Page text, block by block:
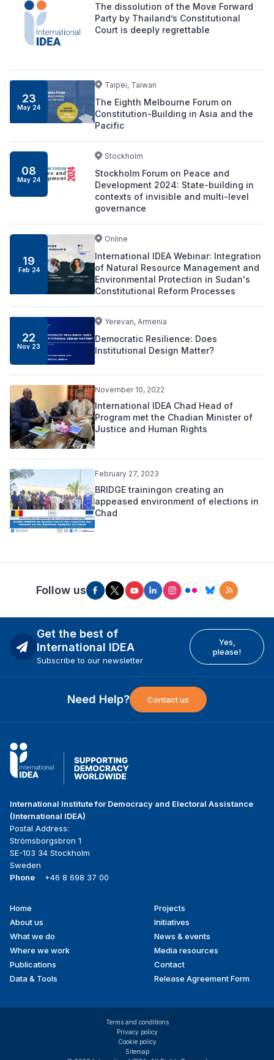
The dissolution of the Move Forward
Party by Thailand’s Constitutional
Court is deeply regrettable
23
May 24
Taipei, Taiwan
The Eighth Melbourne Forum on
Constitution-Building in Asia and the
Pacific
08
May 24
Stockholm
Stockholm Forum on Peace and
Development 2024: State-building in
contexts of invisible and multi-level
governance
19
Feb 24
Online
International IDEA Webinar: Integration
of Natural Resource Management and
Environmental Protection in Sudan's
Constitutional Reform Processes
22
Nov 23
Yerevan, Armenia
Democratic Resilience: Does
Institutional Design Matter?
November 10, 2022
International IDEA Chad Head of
Program met the Chadian Minister of
Justice and Human Rights
February 27, 2023
BRIDGE trainingon creating an
appeased environment of elections in
Chad
Follow us
Get the best of
International IDEA
Subscribe to our newsletter
Yes,
please!
Need Help? Contact us
International Institute for Democracy and Electoral Assistance
(International IDEA)
Postal Address:
Strömsborgsbron 1
SE-103 34 Stockholm
Sweden
Phone
+46 8 698 37 00
Footer
menu
Home
About us
What we do
Where we work
Publications
Data & Tools
Projects
Initiatives
News & events
Media resources
Contact
Release Agreement Form
Terms and conditions
Privacy policy
Cookie policy
Sitemap